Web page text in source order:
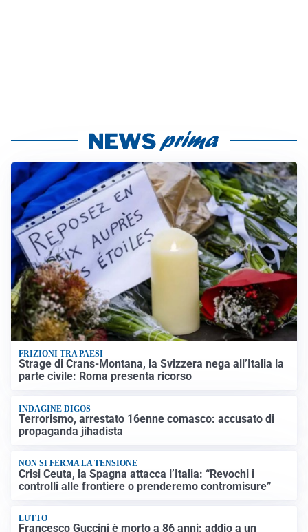
FRIZIONI TRA PAESI
Strage di Crans-Montana, la Svizzera nega all’Italia la
parte civile: Roma presenta ricorso
INDAGINE DIGOS
Terrorismo, arrestato 16enne comasco: accusato di
propaganda jihadista
NON SI FERMA LA TENSIONE
Crisi Ceuta, la Spagna attacca l’Italia: “Revochi i
controlli alle frontiere o prenderemo contromisure”
LUTTO
Francesco Guccini è morto a 86 anni: addio a un